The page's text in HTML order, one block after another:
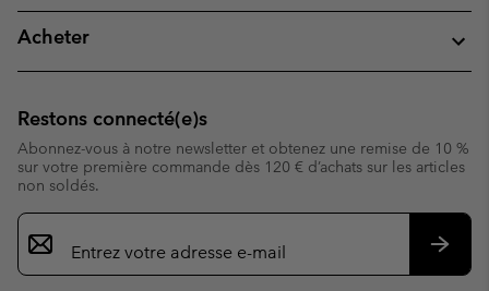
Acheter
Restons connecté(e)s
Abonnez-vous à notre newsletter et obtenez une remise de 10 %
sur votre première commande dès 120 € d’achats sur les articles
non soldés.
Inscription
par
e-